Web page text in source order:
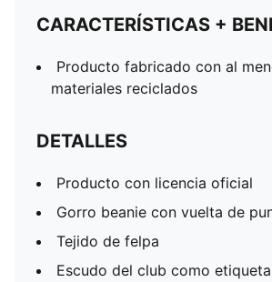
CARACTERÍSTICAS +
Producto fabricado con al
materiales reciclados
DETALLES
Producto con licencia oficial
Gorro beanie con vuelta de
Tejido de felpa
Escudo del club como